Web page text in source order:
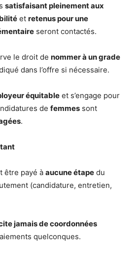
satisfaisant pleinement aux
et retenus pour une
seront contactés.
le droit de nommer à un grade
dans l’offre si nécessaire.
équitable et s’engage pour
de femmes sont
.
être payé à aucune étape du
(candidature, entretien,
jamais de coordonnées
quelconques.